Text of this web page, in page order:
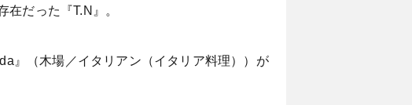
だった『T.N』。
』（木場／イタリアン（イタリア料理））が